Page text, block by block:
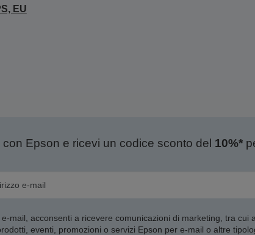
EU
Epson e ricevi un codice sconto del 10%*
mail, acconsenti a ricevere comunicazioni di marketing, tra cui
eventi, promozioni o servizi Epson per e-mail o altre